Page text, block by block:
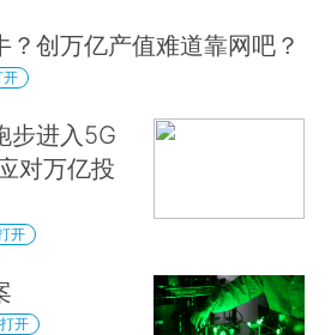
？创万亿产值难道靠网吧？
开
步进入5G
对万亿投
开
开